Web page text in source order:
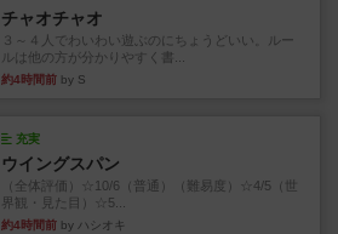
チャオチャオ
３～４人でわいわい遊ぶのにちょうどいい。ルー
ルは他の方が分かりやすく書...
約4時間前 by S
充実
ウイングスパン
（全体評価）☆10/6（普通）（難易度）☆4/5（世
界観・見た目）☆5...
約4時間前 by ハシオキ